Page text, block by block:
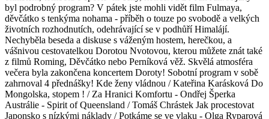
byl podrobný program? V pátek jste mohli vidět film Fulmaya,
děvčátko s tenkýma nohama - příběh o touze po svobodě a velkých
životních rozhodnutích, odehrávající se v podhůří Himalájí.
Nechyběla beseda a diskuse s váženým hostem, herečkou, a
vášnivou cestovatelkou Dorotou Nvotovou, kterou můžete znát také
z filmů Roming, Děvčátko nebo Perníková věž. Skvělá atmosféra
večera byla zakončena koncertem Doroty! Sobotní program v sobě
zahrnoval 4 přednášky! Kde ženy vládnou / Kateřina Karásková Do
Mongolska, stopem ! / Za Hranici Komfortu - Ondřej Šperka
Austrálie - Spirit of Queensland / Tomáš Chrástek Jak procestovat
Japonsko s nízkými náklady / Potkáme se ve vlaku - Olga Ryparová